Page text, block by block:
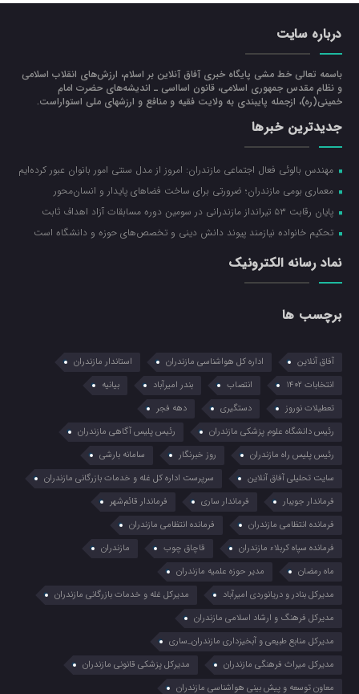
درباره سایت
باسمه تعالی خط مشی پایگاه خبری آفاق آنلاین بر اسلام، ارزش‌هاي انقلاب اسلامي
و نظام مقدس جمهوري اسلامي، قانون اسااسی ـ انديشه‌هاي حضرت امام
خميني(ره)، ازجمله پایبندی به ولايت فقيه و منافع و ارزشهاي ملي استواراست.
جدیدترین خبرها
مهندس بالوئی فعال اجتماعی مازندران: امروز از مدل سنتی امور بانوان عبور کرده‌ایم
معماری بومی مازندران؛ ضرورتی برای ساخت فضاهای پایدار و انسان‌محور
پایان رقابت ۵۳ تیرانداز مازندرانی در سومین دوره مسابقات آزاد اهداف ثابت
تحکیم خانواده نیازمند پیوند دانش دینی و تخصص‌های حوزه و دانشگاه است
نماد رسانه الکترونیک
برچسب ها
آفاق آنلاین اداره کل هواشناسی مازندران
استاندار مازندران
انتخابات ۱۴۰۲
انتصاب بندر امیرآباد
بیانیه
تعطیلات نوروز
دستگیری
دهه فجر
رئیس دانشگاه علوم پزشکی مازندران
رئیس پلیس آگاهی مازندران
رئیس پلیس راه مازندران
روز خبرنگار
سامانه بارشی
سایت تحلیلی آفاق آنلاین
سرپرست اداره کل غله و خدمات بازرگانی مازندران
فرماندار جویبار
فرماندار ساری
فرماندار قائم‌شهر
فرمانده انتظامي مازندران
فرمانده انتظامی مازندران
فرمانده سپاه کربلاء مازندران
قاچاق چوب
مازندران
ماه رمضان
مدیر حوزه علمیه مازندران
مدیرکل بنادر و دریانوردی امیرآباد
مدیرکل غله و خدمات بازرگانی مازندران
مدیرکل فرهنگ و ارشاد اسلامی مازندران
مدیرکل منابع طبیعی و آبخیزداری مازندران_ساری
مدیرکل میراث فرهنگی مازندران
مدیرکل پزشکی قانونی مازندران
معاون توسعه و پیش بینی هواشناسی مازندران